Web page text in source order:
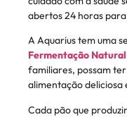
abertos 24 horas
A Aquarius tem uma
Fermentação Natural
familiares, possam
alimentação deliciosa
Cada pão que